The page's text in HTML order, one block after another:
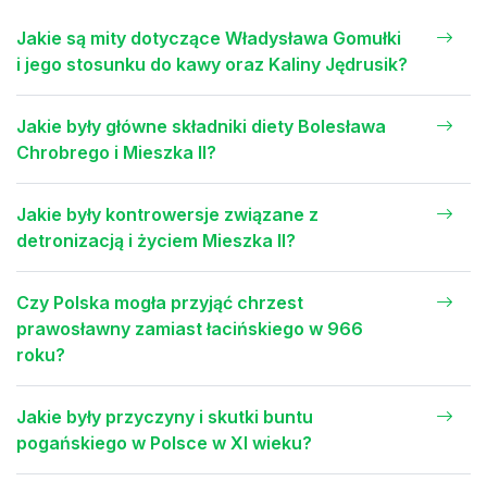
Jakie są mity dotyczące Władysława Gomułki
i jego stosunku do kawy oraz Kaliny Jędrusik?
Jakie były główne składniki diety Bolesława
Chrobrego i Mieszka II?
Jakie były kontrowersje związane z
detronizacją i życiem Mieszka II?
Czy Polska mogła przyjąć chrzest
prawosławny zamiast łacińskiego w 966
roku?
Jakie były przyczyny i skutki buntu
pogańskiego w Polsce w XI wieku?